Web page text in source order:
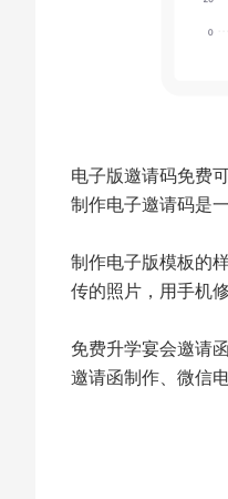
电子版邀请码免费
制作电子邀请码是
制作电子版模板的
传的照片，用手机
免费升学宴会邀请
邀请函制作、微信